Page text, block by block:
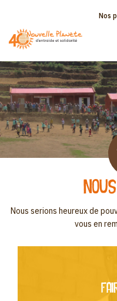
contenu
principal
Nos
Nous serions heureux de
vous en